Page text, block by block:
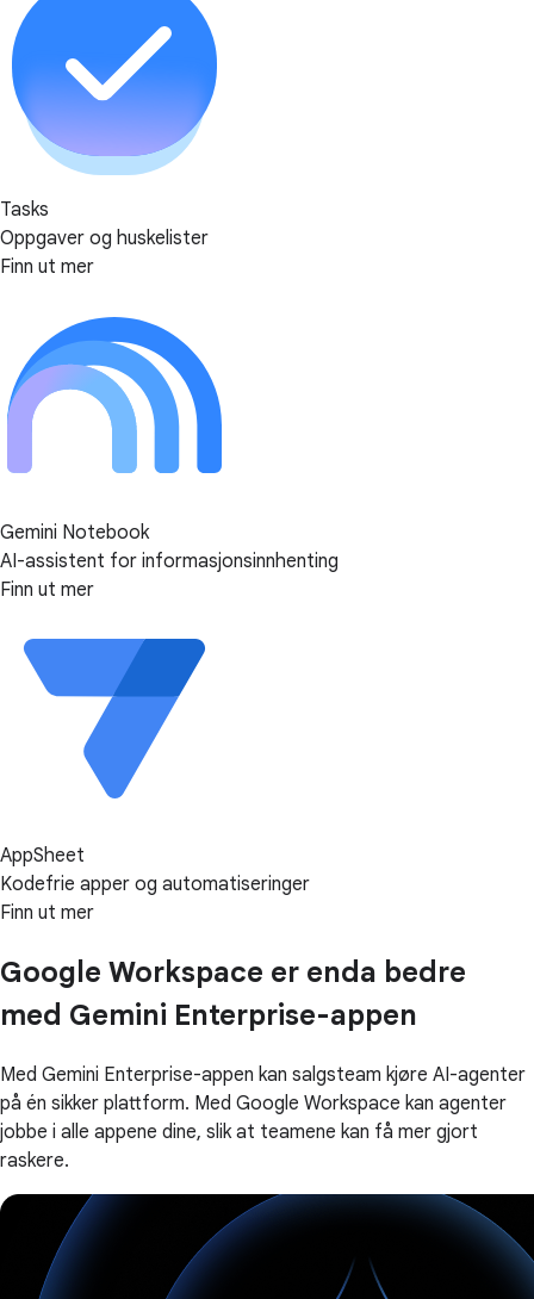
Tasks
Oppgaver og huskelister
Finn ut mer
Gemini Notebook
AI-assistent for informasjonsinnhenting
Finn ut mer
AppSheet
Kodefrie apper og automatiseringer
Finn ut mer
Google Workspace er enda bedre
med Gemini Enterprise-appen
Med Gemini Enterprise-appen kan salgsteam kjøre AI-agenter
på én sikker plattform. Med Google Workspace kan agenter
jobbe i alle appene dine, slik at teamene kan få mer gjort
raskere.